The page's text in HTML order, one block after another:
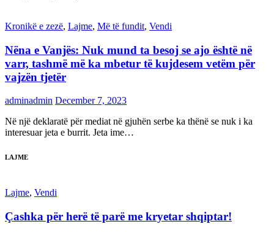
Kronikë e zezë, Lajme, Më të fundit, Vendi
Nëna e Vanjës: Nuk mund ta besoj se ajo është në
varr, tashmë më ka mbetur të kujdesem vetëm për
vajzën tjetër
adminadmin December 7, 2023
Në një deklaratë për mediat në gjuhën serbe ka thënë se nuk i ka
interesuar jeta e burrit. Jeta ime…
LAJME
Lajme, Vendi
Çashka për herë të parë me kryetar shqiptar!